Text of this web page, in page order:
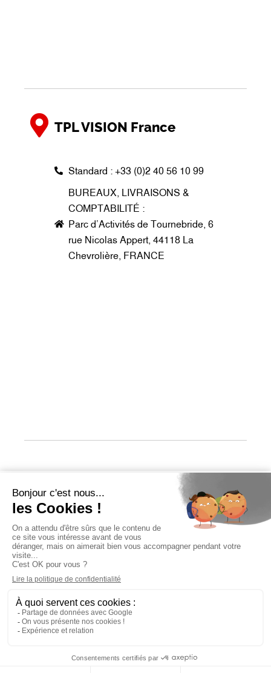
TPL VISION France
Standard : +33 (0)2 40 56 10 99
BUREAUX, LIVRAISONS &
COMPTABILITÉ :
Parc d’Activités de Tournebride, 6
rue Nicolas Appert, 44118 La
Chevrolière, FRANCE